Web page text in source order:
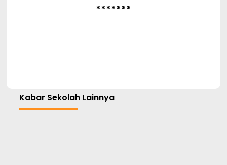
*******
Kabar Sekolah Lainnya